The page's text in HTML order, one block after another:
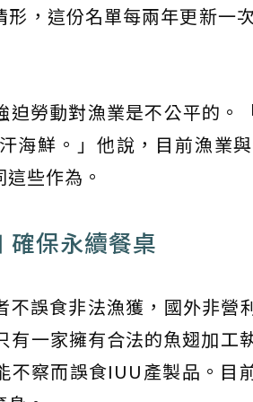
，這份名單每兩年更新一
迫勞動對漁業是不公平的。
海鮮。」他說，目前漁業
些作為。
確保永續餐桌
不誤食非法漁獲，國外非營
有一家擁有合法的魚翅加工
不察而誤食IUU產製品。目